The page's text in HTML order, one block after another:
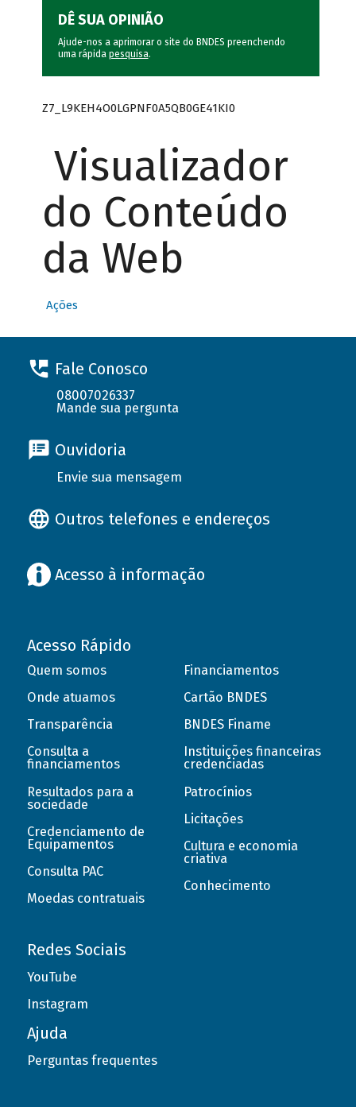
DÊ SUA OPINIÃO
Ajude-nos a aprimorar o site do BNDES preenchendo
uma rápida pesquisa.
Z7_L9KEH4O0LGPNF0A5QB0GE41KI0
Visualizador
do Conteúdo
da Web
Ações
Fale Conosco
08007026337
Mande sua pergunta
Ouvidoria
Envie sua mensagem
Outros telefones e endereços
Acesso à informação
Acesso Rápido
Quem somos
Onde atuamos
Transparência
Consulta a
financiamentos
Resultados para a
sociedade
Credenciamento de
Equipamentos
Consulta PAC
Moedas contratuais
Financiamentos
Cartão BNDES
BNDES Finame
Instituições financeiras
credenciadas
Patrocínios
Licitações
Cultura e economia
criativa
Conhecimento
Redes Sociais
YouTube
Instagram
Ajuda
Perguntas frequentes